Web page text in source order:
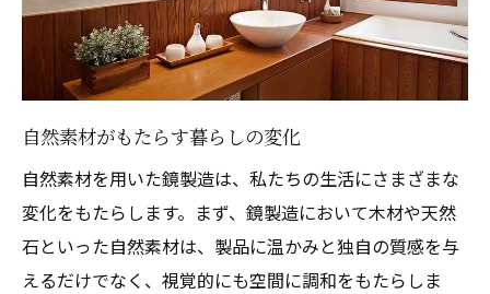
時代に合わせたデザイン進化
自然素材の温かみを空間に
エコロジーと美しさを両立する鏡製造の革新
環境に優しい製品作りの革新
持続可能な未来に向けた技術革新
エコロジカルデザインの最前線
天然素材を生かした新しい試み
自然素材がもたらす暮らしの変化
自然素材を用いた鏡製造は、私たちの生活にさまざまな
変化をもたらします。まず、鏡製造において木材や天然
石といった自然素材は、製品に温かみと独自の質感を与
えるだけでなく、視覚的にも空間に調和をもたらしま